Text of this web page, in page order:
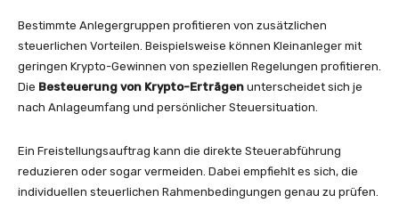
Bestimmte Anlegergruppen profitieren von zusätzlichen
steuerlichen Vorteilen. Beispielsweise können Kleinanleger mit
geringen Krypto-Gewinnen von speziellen Regelungen profitieren.
Die Besteuerung von Krypto-Erträgen unterscheidet sich je
nach Anlageumfang und persönlicher Steuersituation.
Ein Freistellungsauftrag kann die direkte Steuerabführung
reduzieren oder sogar vermeiden. Dabei empfiehlt es sich, die
individuellen steuerlichen Rahmenbedingungen genau zu prüfen.